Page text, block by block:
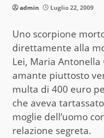
admin Luglio 22, 2009
Uno scorpione
direttamente alla
Lei, Maria
amante piuttosto
multa di 400 euro
che aveva
moglie dell’uomo
relazione segreta.